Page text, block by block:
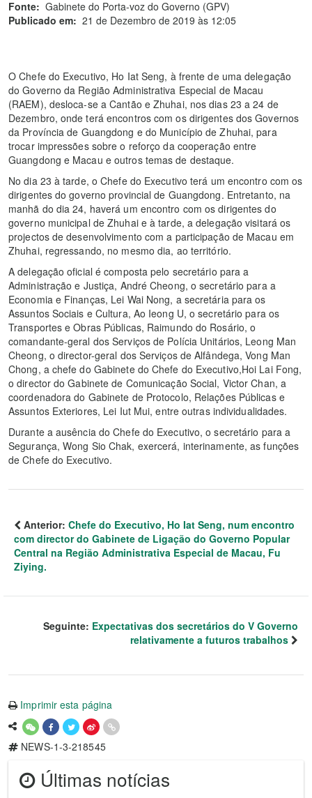
Fonte: Gabinete do Porta-voz do Governo (GPV)
Publicado em: 21 de Dezembro de 2019 às 12:05
O Chefe do Executivo, Ho Iat Seng, à frente de uma delegação
do Governo da Região Administrativa Especial de Macau
(RAEM), desloca-se a Cantão e Zhuhai, nos dias 23 a 24 de
Dezembro, onde terá encontros com os dirigentes dos Governos
da Província de Guangdong e do Município de Zhuhai, para
trocar impressões sobre o reforço da cooperação entre
Guangdong e Macau e outros temas de destaque.
No dia 23 à tarde, o Chefe do Executivo terá um encontro com os
dirigentes do governo provincial de Guangdong. Entretanto, na
manhã do dia 24, haverá um encontro com os dirigentes do
governo municipal de Zhuhai e à tarde, a delegação visitará os
projectos de desenvolvimento com a participação de Macau em
Zhuhai, regressando, no mesmo dia, ao território.
A delegação oficial é composta pelo secretário para a
Administração e Justiça, André Cheong, o secretário para a
Economia e Finanças, Lei Wai Nong, a secretária para os
Assuntos Sociais e Cultura, Ao Ieong U, o secretário para os
Transportes e Obras Públicas, Raimundo do Rosário, o
comandante-geral dos Serviços de Polícia Unitários, Leong Man
Cheong, o director-geral dos Serviços de Alfândega, Vong Man
Chong, a chefe do Gabinete do Chefe do Executivo,Hoi Lai Fong,
o director do Gabinete de Comunicação Social, Victor Chan, a
coordenadora do Gabinete de Protocolo, Relações Públicas e
Assuntos Exteriores, Lei Iut Mui, entre outras individualidades.
Durante a ausência do Chefe do Executivo, o secretário para a
Segurança, Wong Sio Chak, exercerá, interinamente, as funções
de Chefe do Executivo.
Anterior: Chefe do Executivo, Ho Iat Seng, num encontro
com director do Gabinete de Ligação do Governo Popular
Central na Região Administrativa Especial de Macau, Fu
Ziying.
Seguinte: Expectativas dos secretários do V Governo
relativamente a futuros trabalhos
Imprimir esta página
NEWS-1-3-218545
Últimas notícias